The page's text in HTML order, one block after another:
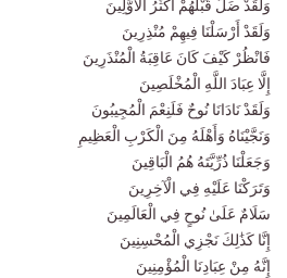
وَلَقَدْ ضَلَّ قَبْلَهُمْ أَكْثَرُ الْأَوَّلِينَ
وَلَقَدْ أَرْسَلْنَا فِيهِمْ مُنْذِرِينَ
فَانْظُرْ كَيْفَ كَانَ عَاقِبَةُ الْمُنْذَرِينَ
إِلَّا عِبَادَ اللَّهِ الْمُخْلَصِينَ
وَلَقَدْ نَادَانَا نُوحٌ فَلَنِعْمَ الْمُجِيبُونَ
وَنَجَّيْنَاهُ وَأَهْلَهُ مِنَ الْكَرْبِ الْعَظِيمِ
وَجَعَلْنَا ذُرِّيَّتَهُ هُمُ الْبَاقِينَ
وَتَرَكْنَا عَلَيْهِ فِي الْآخِرِينَ
سَلَامٌ عَلَىٰ نُوحٍ فِي الْعَالَمِينَ
إِنَّا كَذَٰلِكَ نَجْزِي الْمُحْسِنِينَ
إِنَّهُ مِنْ عِبَادِنَا الْمُؤْمِنِينَ